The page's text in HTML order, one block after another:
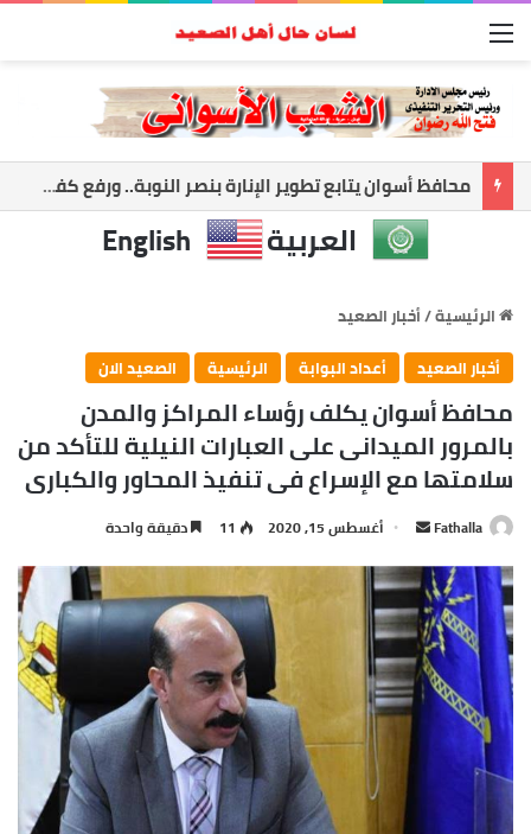
القائمة
أسوان تعزز الشراكة الأمنية.. المحافظ ومدير الأمن يبحثان ملفات الأمن والتنميه
العربية English
الرئيسية/أخبار الصعيد
أخبار الصعيد
أعداد البوابة الرئيسية الصعيد الان
محافظ أسوان يكلف رؤساء المراكز والمدن
بالمرور الميدانى على العبارات النيلية للتأكد من
سلامتها مع الإسراع فى تنفيذ المحاور والكبارى
Fathalla
أرسل
إلكترونيا
أغسطس 15, 2020 11 دقيقة واحدة